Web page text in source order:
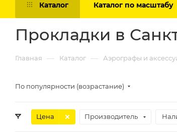
Каталог Каталог по масштабу
Прокладки в
Главная — Каталог — Аэрографы и
По популярности (возрастание)
Цена Производитель